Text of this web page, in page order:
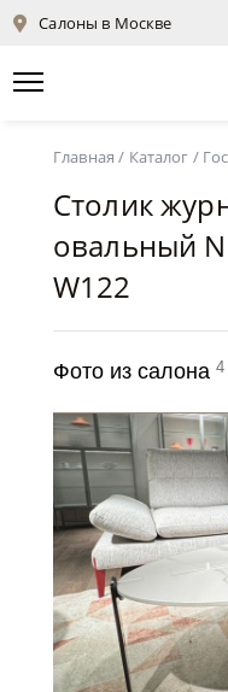
Салоны в Москве
Главная / Каталог /
Столик
овальный
W122
Фото из салона 4